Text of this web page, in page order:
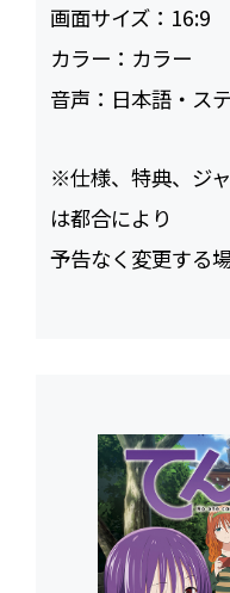
画面サイズ： 16:9
カラー： カラー
音声： 日本語・ス
※仕様、特典、ジ
は都合により
予告なく変更する